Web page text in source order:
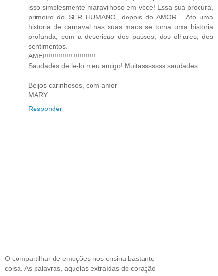
isso simplesmente maravilhoso em voce! Essa sua procura,
primeiro do SER HUMANO, depois do AMOR... Ate uma
historia de carnaval nas suas maos se torna uma historia
profunda, com a descricao dos passos, dos olhares, dos
sentimentos.
AMEI!!!!!!!!!!!!!!!!!!!!!!!!!!
Saudades de le-lo meu amigo! Muitasssssss saudades.
Beijos carinhosos, com amor
MARY
Responder
O compartilhar de emoções nos ensina bastante
coisa. As palavras, aquelas extraídas do coração